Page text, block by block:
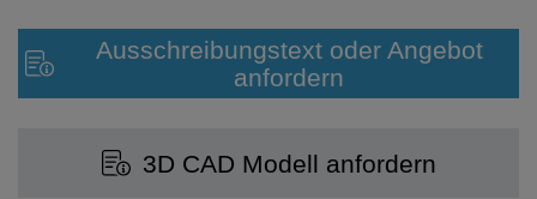
Ausschreibungstext oder Angebot
anfordern
3D CAD Modell anfordern